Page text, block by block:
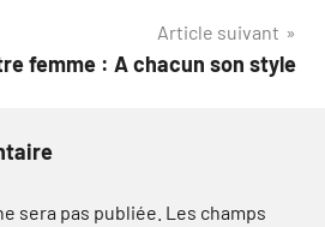
Article suivant
femme : A chacun son style
sera pas publiée. Les champs